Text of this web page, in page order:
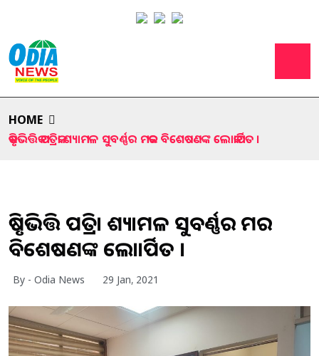
HOME
କୃଷିଭିତ୍ତିକ ପତ୍ରିକା ଶ୍ୟାମଳ ସୁବର୍ଣ୍ଣର ମକର ବିଶେଷଣଙ୍କ ଲୋକାର୍ପିତ ।
କୃଷିଭିତ୍ତିକ ପତ୍ରିକା ଶ୍ୟାମଳ ସୁବର୍ଣ୍ଣର ମକର
ବିଶେଷଣଙ୍କ ଲୋକାର୍ପିତ ।
By - Odia News 29 Jan, 2021